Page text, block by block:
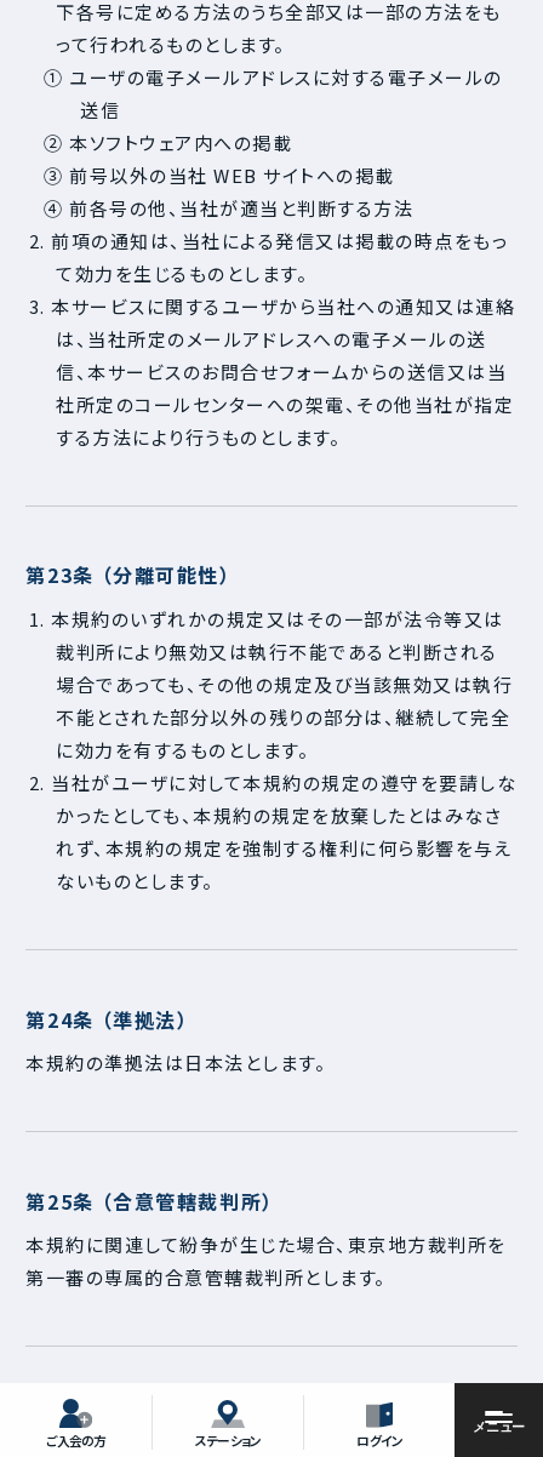
ご入会の方 ステーション ログイン
下各号に定める方法のうち全部又は一部の方法をも
って行われるものとします。
① ユーザの電子メールアドレスに対する電子メールの
送信
② 本ソフトウェア内への掲載
③ 前号以外の当社 WEB サイトへの掲載
④ 前各号の他、当社が適当と判断する方法
2. 前項の通知は、当社による発信又は掲載の時点をもっ
て効力を生じるものとします。
3. 本サービスに関するユーザから当社への通知又は連絡
は、当社所定のメールアドレスへの電子メールの送
信、本サービスのお問合せフォームからの送信又は当
社所定のコールセンターへの架電、その他当社が指定
する方法により行うものとします。
第23条 （分離可能性）
1. 本規約のいずれかの規定又はその一部が法令等又は
裁判所により無効又は執行不能であると判断される
場合であっても、その他の規定及び当該無効又は執行
不能とされた部分以外の残りの部分は、継続して完全
に効力を有するものとします。
2. 当社がユーザに対して本規約の規定の遵守を要請しな
かったとしても、本規約の規定を放棄したとはみなさ
れず、本規約の規定を強制する権利に何ら影響を与え
ないものとします。
第24条 （準拠法）
本規約の準拠法は日本法とします。
第25条 （合意管轄裁判所）
本規約に関連して紛争が生じた場合、東京地方裁判所を
第一審の専属的合意管轄裁判所とします。
以上
施行日 2026 年 6 月 16 日